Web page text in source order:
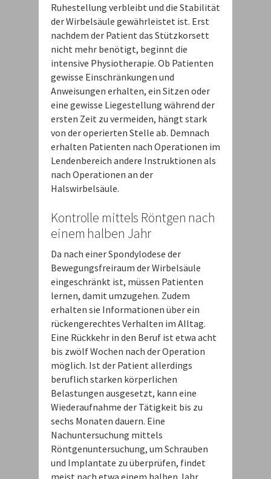
Ruhestellung verbleibt und die Stabilität
der Wirbelsäule gewährleistet ist. Erst
nachdem der Patient das Stützkorsett
nicht mehr benötigt, beginnt die
intensive Physiotherapie. Ob Patienten
gewisse Einschränkungen und
Anweisungen erhalten, ein Sitzen oder
eine gewisse Liegestellung während der
ersten Zeit zu vermeiden, hängt stark
von der operierten Stelle ab. Demnach
erhalten Patienten nach Operationen im
Lendenbereich andere Instruktionen als
nach Operationen an der
Halswirbelsäule.
Kontrolle mittels Röntgen nach
einem halben Jahr
Da nach einer Spondylodese der
Bewegungsfreiraum der Wirbelsäule
eingeschränkt ist, müssen Patienten
lernen, damit umzugehen. Zudem
erhalten sie Informationen über ein
rückengerechtes Verhalten im Alltag.
Eine Rückkehr in den Beruf ist etwa acht
bis zwölf Wochen nach der Operation
möglich. Ist der Patient allerdings
beruflich starken körperlichen
Belastungen ausgesetzt, kann eine
Wiederaufnahme der Tätigkeit bis zu
sechs Monaten dauern. Eine
Nachuntersuchung mittels
Röntgenuntersuchung, um Schrauben
und Implantate zu überprüfen, findet
meist nach etwa einem halben Jahr